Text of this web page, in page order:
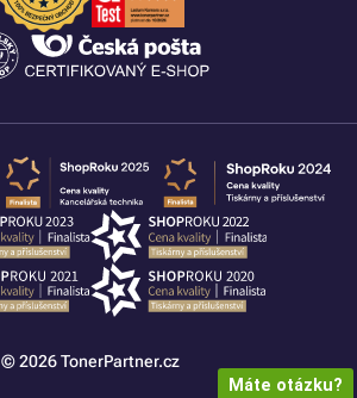
© 2026 TonerPartner.cz
Máte otázku?